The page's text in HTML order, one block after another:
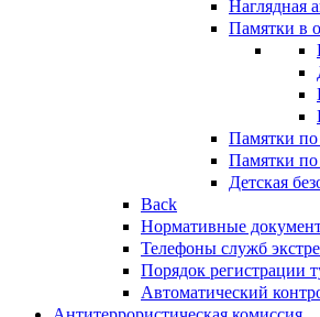
Наглядная
Памятки в
Памятки по
Памятки по
Детская
Back
Нормативные
Телефоны служб
Порядок регистрации
Автоматический